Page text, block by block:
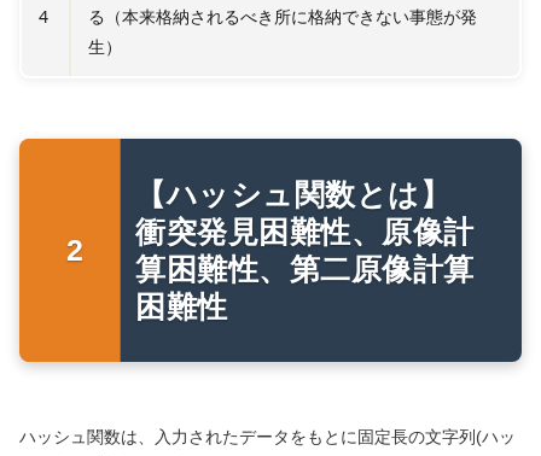
4
る（本来格納されるべき所に格納できない事態が発
生）
【ハッシュ関数とは】
衝突発見困難性、原像計
算困難性、第二原像計算
困難性
ハッシュ関数は、入力されたデータをもとに固定長の文字列(ハッ